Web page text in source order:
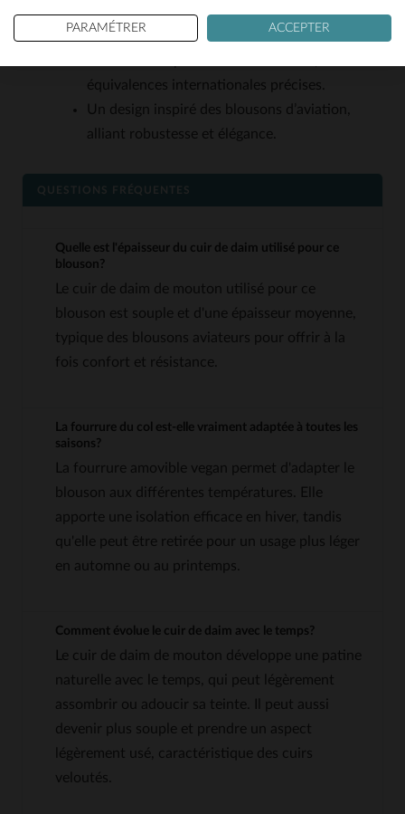
Un coloris chocolat intemporel, qui se marie
avec une multitude de tenues.
équivalences internationales précises.
Un design inspiré des blousons d’aviation,
alliant robustesse et élégance.
QUESTIONS FRÉQUENTES
Quelle est l'épaisseur du cuir de daim utilisé pour ce
blouson?
Le cuir de daim de mouton utilisé pour ce
blouson est souple et d'une épaisseur moyenne,
typique des blousons aviateurs pour offrir à la
fois confort et résistance.
La fourrure du col est-elle vraiment adaptée à toutes les
saisons?
La fourrure amovible vegan permet d'adapter le
blouson aux différentes températures. Elle
apporte une isolation efficace en hiver, tandis
qu'elle peut être retirée pour un usage plus léger
en automne ou au printemps.
Comment évolue le cuir de daim avec le temps?
Le cuir de daim de mouton développe une patine
naturelle avec le temps, qui peut légèrement
assombrir ou adoucir sa teinte. Il peut aussi
devenir plus souple et prendre un aspect
légèrement usé, caractéristique des cuirs
veloutés.
PARAMÉTRER ACCEPTER